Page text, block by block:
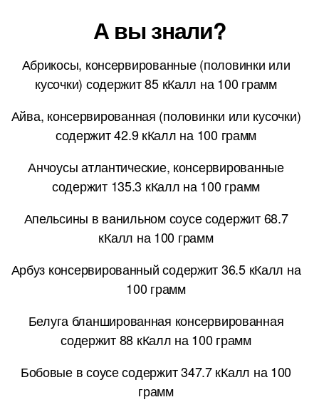
А вы знали?
Абрикосы, консервированные (половинки или
кусочки) содержит 85 кКалл на 100 грамм
Айва, консервированная (половинки или кусочки)
содержит 42.9 кКалл на 100 грамм
Анчоусы атлантические, консервированные
содержит 135.3 кКалл на 100 грамм
Апельсины в ванильном соусе содержит 68.7
кКалл на 100 грамм
Арбуз консервированный содержит 36.5 кКалл на
100 грамм
Белуга бланшированная консервированная
содержит 88 кКалл на 100 грамм
Бобовые в соусе содержит 347.7 кКалл на 100
грамм